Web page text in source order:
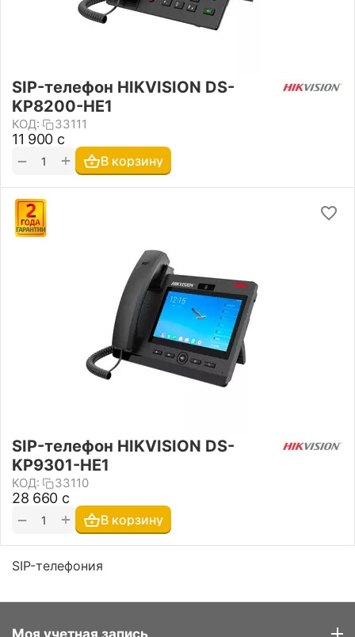
SIP-телефония
SIP-телефон HIKVISION DS-
KP8200-HE1
КОД: 33111
11 900 с
+
− В корзину
SIP-телефон HIKVISION DS-
KP9301-HE1
КОД: 33110
28 660 с
+
− В корзину
Моя учетная запись